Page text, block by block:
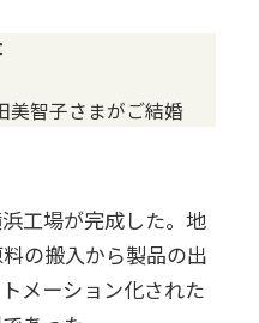
美智子さまがご結婚
工場が完成した。地
の搬入から製品の出
メーション化された